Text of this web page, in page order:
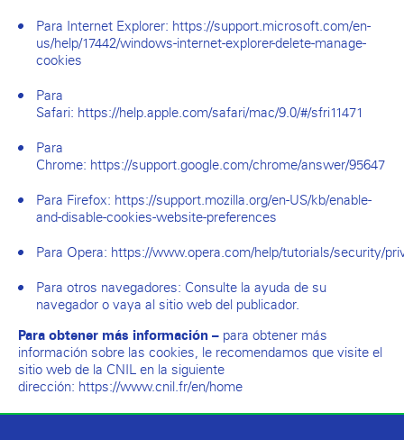
Para Internet Explorer: https://support.microsoft.com/en-
us/help/17442/windows-internet-explorer-delete-manage-
cookies
Para
Safari: https://help.apple.com/safari/mac/9.0/#/sfri11471
Para
Chrome: https://support.google.com/chrome/answer/95647
Para Firefox: https://support.mozilla.org/en-US/kb/enable-
and-disable-cookies-website-preferences
Para Opera: https://www.opera.com/help/tutorials/security/
Para otros navegadores: Consulte la ayuda de su
navegador o vaya al sitio web del publicador.
Para obtener más información – para obtener más
información sobre las cookies, le recomendamos que visite el
sitio web de la CNIL en la siguiente
dirección: https://www.cnil.fr/en/home